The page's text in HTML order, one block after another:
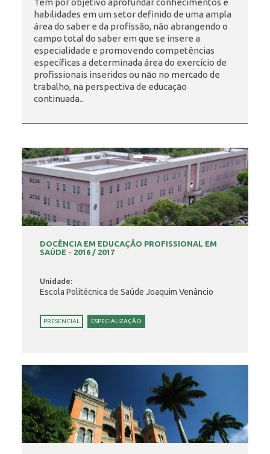
INSCRIÇÃO E SELEÇÃO
CONTATO
Tem por objetivo aprofundar conhecimentos e
habilidades em um setor definido de uma ampla
área do saber e da profissão, não abrangendo o
campo total do saber em que se insere a
especialidade e promovendo competências
específicas a determinada área do exercício de
profissionais inseridos ou não no mercado de
trabalho, na perspectiva de educação
continuada..
DOCÊNCIA EM EDUCAÇÃO PROFISSIONAL EM
SAÚDE - 2016 / 2017
Unidade:
Escola Politécnica de Saúde Joaquim Venâncio
PRESENCIAL ESPECIALIZAÇÃO